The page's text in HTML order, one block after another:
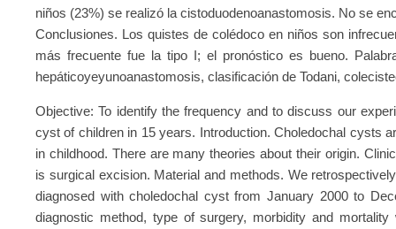
niños (23%) se realizó la cistoduodenoanastomosis. No se
Conclusiones. Los quistes de colédoco en niños son
más frecuente fue la tipo I; el pronóstico es bueno.
hepáticoyeyunoanastomosis, clasificación de Todani,
Objective: To identify the frequency and to discuss our
cyst of children in 15 years. Introduction. Choledochal cysts
in childhood. There are many theories about their origin.
is surgical excision. Material and methods. We
diagnosed with choledochal cyst from January 2000 to
diagnostic method, type of surgery, morbidity and